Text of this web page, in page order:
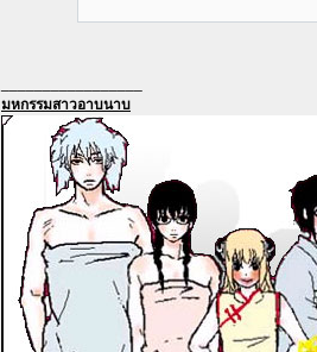
มหกรรมสาวอาบนาบ